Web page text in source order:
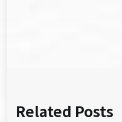
Related Posts